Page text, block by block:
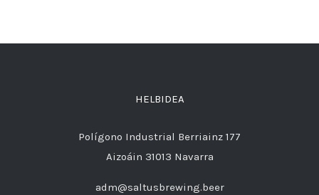
HELBIDEA
Polígono Industrial Berriainz 177
Aizoáin 31013 Navarra
adm@saltusbrewing.beer